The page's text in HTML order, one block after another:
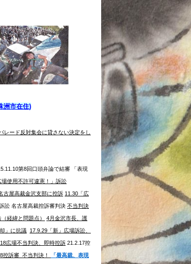
洲市在住)
レード反対集会に貸さない決定をし
第8回口頭弁論で結審 「表現
場使用不許可違憲！」訴訟
古屋高裁金沢支部に控訴 11.30「広
訟 名古屋高裁控訴審判決 不当判決
経緯と問題点） 4月金沢市長、護
」に抗議 17.9.29「新」広場訴訟、
広場不当判決、即時控訴 21.2.17控
控訴審 不当判決！ 「最高裁、表現